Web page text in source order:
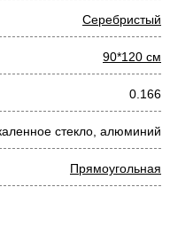
Серебристый
90*120 см
0.166
стекло, алюминий
Прямоугольная